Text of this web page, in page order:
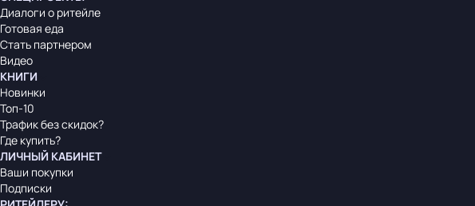
Диалоги о ритейле
Готовая еда
Стать партнером
Видео
КНИГИ
Новинки
Топ-10
Трафик без скидок?
Где купить?
ЛИЧНЫЙ КАБИНЕТ
Ваши покупки
Подписки